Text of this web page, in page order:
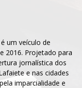
um veículo de
2016. Projetado para
jornalística dos
e nas cidades
imparcialidade e